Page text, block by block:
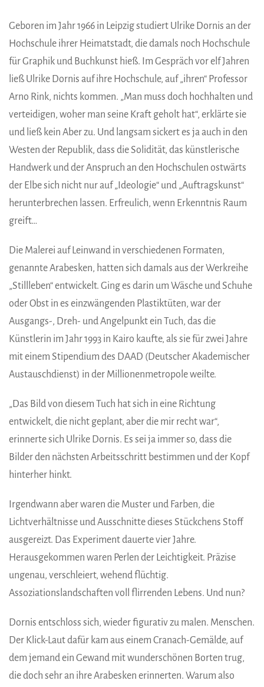
Geboren im Jahr 1966 in Leipzig studiert Ulrike Dornis an der
Hochschule ihrer Heimatstadt, die damals noch Hochschule
für Graphik und Buchkunst hieß. Im Gespräch vor elf Jahren
ließ Ulrike Dornis auf ihre Hochschule, auf „ihren“ Professor
Arno Rink, nichts kommen. „Man muss doch hochhalten und
verteidigen, woher man seine Kraft geholt hat“, erklärte sie
und ließ kein Aber zu. Und langsam sickert es ja auch in den
Westen der Republik, dass die Solidität, das künstlerische
Handwerk und der Anspruch an den Hochschulen ostwärts
der Elbe sich nicht nur auf „Ideologie“ und „Auftragskunst“
herunterbrechen lassen. Erfreulich, wenn Erkenntnis Raum
greift…
Die Malerei auf Leinwand in verschiedenen Formaten,
genannte Arabesken, hatten sich damals aus der Werkreihe
„Stillleben“ entwickelt. Ging es darin um Wäsche und Schuhe
oder Obst in es einzwängenden Plastiktüten, war der
Ausgangs-, Dreh- und Angelpunkt ein Tuch, das die
Künstlerin im Jahr 1993 in Kairo kaufte, als sie für zwei Jahre
mit einem Stipendium des DAAD (Deutscher Akademischer
Austauschdienst) in der Millionenmetropole weilte.
„Das Bild von diesem Tuch hat sich in eine Richtung
entwickelt, die nicht geplant, aber die mir recht war“,
erinnerte sich Ulrike Dornis. Es sei ja immer so, dass die
Bilder den nächsten Arbeitsschritt bestimmen und der Kopf
hinterher hinkt.
Irgendwann aber waren die Muster und Farben, die
Lichtverhältnisse und Ausschnitte dieses Stückchens Stoff
ausgereizt. Das Experiment dauerte vier Jahre.
Herausgekommen waren Perlen der Leichtigkeit. Präzise
ungenau, verschleiert, wehend flüchtig.
Assoziationslandschaften voll flirrenden Lebens. Und nun?
Dornis entschloss sich, wieder figurativ zu malen. Menschen.
Der Klick-Laut dafür kam aus einem Cranach-Gemälde, auf
dem jemand ein Gewand mit wunderschönen Borten trug,
die doch sehr an ihre Arabesken erinnerten. Warum also